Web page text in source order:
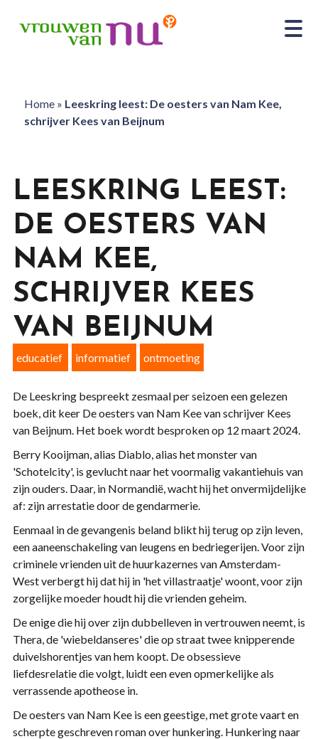
Home» Leeskring leest: De oesters van Nam Kee,
schrijver Kees van Beijnum
LEESKRING LEEST:
DE OESTERS VAN
NAM KEE,
SCHRIJVER KEES
VAN BEIJNUM
educatief informatief ontmoeting
De Leeskring bespreekt zesmaal per seizoen een gelezen
boek, dit keer De oesters van Nam Kee van schrijver Kees
van Beijnum. Het boek wordt besproken op 12 maart 2024.
Berry Kooijman, alias Diablo, alias het monster van
'Schotelcity', is gevlucht naar het voormalig vakantiehuis van
zijn ouders. Daar, in Normandië, wacht hij het onvermijdelijke
af: zijn arrestatie door de gendarmerie.
Eenmaal in de gevangenis beland blikt hij terug op zijn leven,
een aaneenschakeling van leugens en bedriegerijen. Voor zijn
criminele vrienden uit de huurkazernes van Amsterdam-
West verbergt hij dat hij in 'het villastraatje' woont, voor zijn
zorgelijke moeder houdt hij die vrienden geheim.
De enige die hij over zijn dubbelleven in vertrouwen neemt, is
Thera, de 'wiebeldanseres' die op straat twee knipperende
duivelshorentjes van hem koopt. De obsessieve
liefdesrelatie die volgt, luidt een even opmerkelijke als
verrassende apotheose in.
De oesters van Nam Kee is een geestige, met grote vaart en
scherpte geschreven roman over hunkering. Hunkering naar